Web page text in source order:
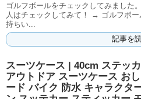
ゴルフボールをチェックしてみました
人はチェックしてみて！ → ゴルフボ
持ちい...
記事を
スーツケース | 40cm ステッ
アウトドア スーツケース お
ード バイク 防水 キャラクタ